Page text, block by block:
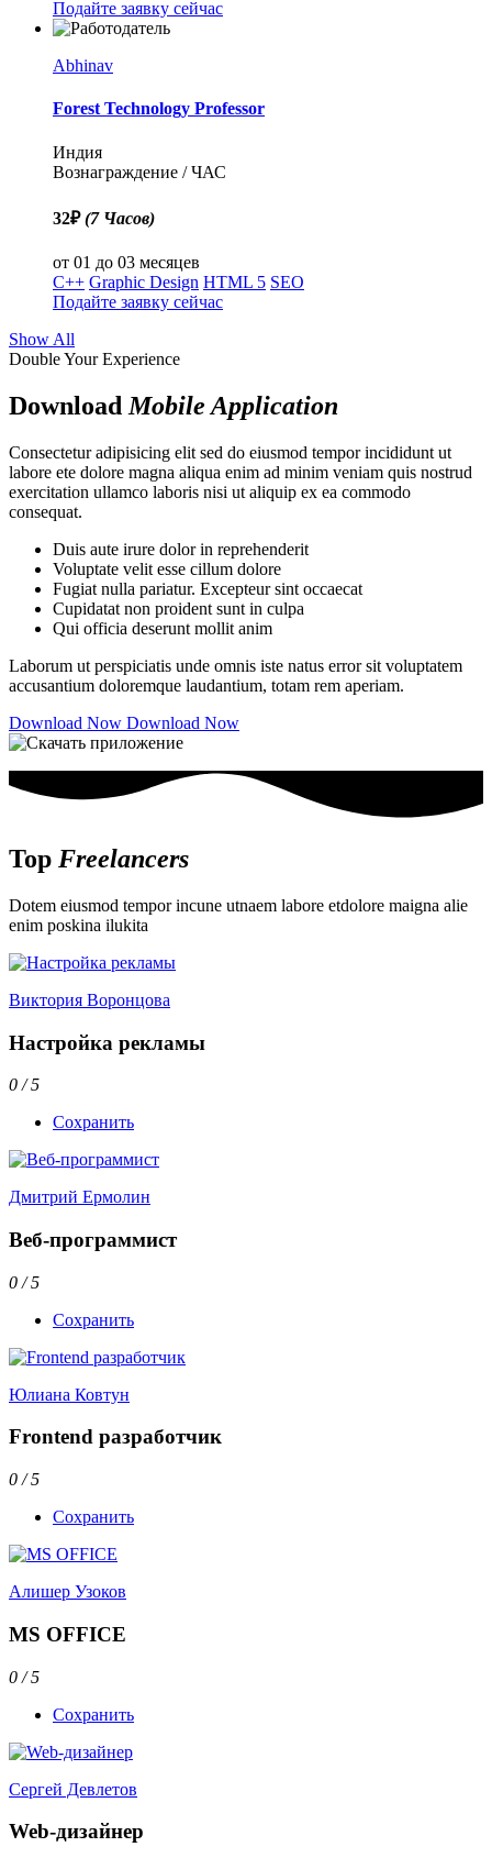
Подайте заявку сейчас
Abhinav
Forest Technology Professor
Индия
Вознаграждение / ЧАС
32₽(7 Часов)
от 01 до 03 месяцев
C++ Graphic Design HTML 5 SEO
Подайте заявку сейчас
Show All
Double Your Experience
Download Mobile Application
Consectetur adipisicing elit sed do eiusmod tempor incididunt ut
labore ete dolore magna aliqua enim ad minim veniam quis nostrud
exercitation ullamco laboris nisi ut aliquip ex ea commodo
consequat.
Duis aute irure dolor in reprehenderit
Voluptate velit esse cillum dolore
Fugiat nulla pariatur. Excepteur sint occaecat
Cupidatat non proident sunt in culpa
Qui officia deserunt mollit anim
Laborum ut perspiciatis unde omnis iste natus error sit voluptatem
accusantium doloremque laudantium, totam rem aperiam.
Download Now Download Now
Top Freelancers
Dotem eiusmod tempor incune utnaem labore etdolore maigna alie
enim poskina ilukita
Виктория Воронцова
Настройка рекламы
0 / 5
Сохранить
Дмитрий Ермолин
Веб-программист
0 / 5
Сохранить
Юлиана Ковтун
Frontend разработчик
0 / 5
Сохранить
Алишер Узоков
MS OFFICE
0 / 5
Сохранить
Сергей Девлетов
Web-дизайнер